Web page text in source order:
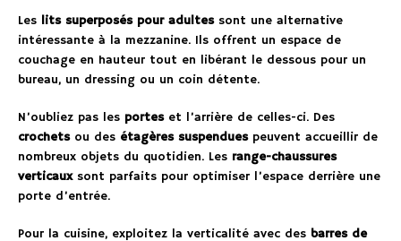
Les lits superposés pour adultessont une alternative
intéressante à la mezzanine. Ils offrent un espace de
couchage en hauteur tout en libérant le dessous pour un
bureau, un dressing ou un coin détente.
N’oubliez pas les porteset l’arrière de celles-ci. Des
crochetsou des étagères suspenduespeuvent accueillir de
nombreux objets du quotidien. Les range-chaussures
verticauxsont parfaits pour optimiser l’espace derrière une
porte d’entrée.
Pour la cuisine, exploitez la verticalité avec des barres de